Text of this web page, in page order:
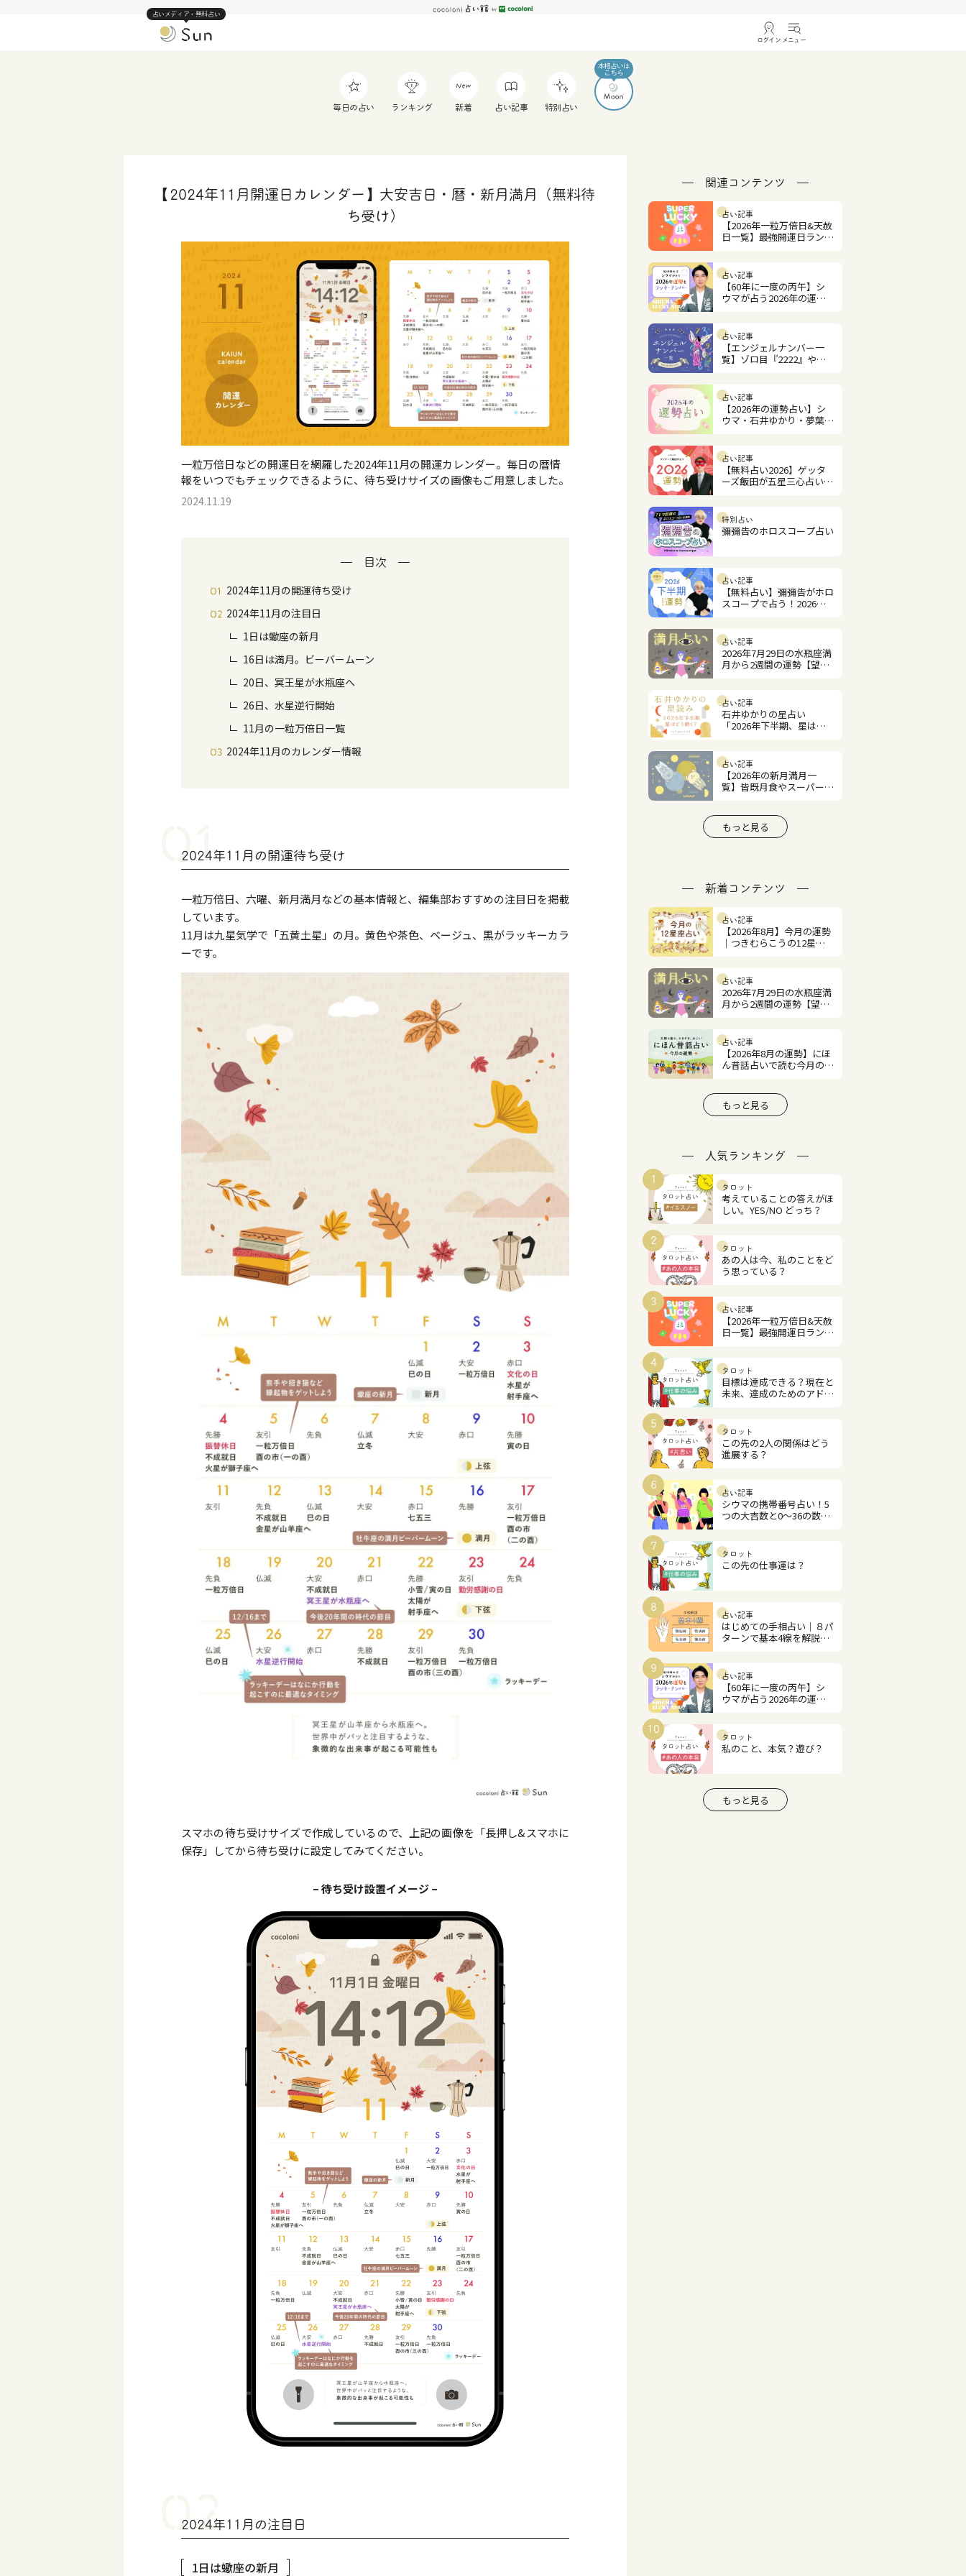
占いメディア・無料占い
ログイン メニュー
毎日の占い ランキング 新着 占い記事 特別占い
【2024年11月開運日カレンダー】大安吉日・暦・新月満月（無料待
ち受け）
一粒万倍日などの開運日を網羅した2024年11月の開運カレンダー。毎日の暦情
報をいつでもチェックできるように、待ち受けサイズの画像もご用意しました。
2024.11.19
目次
2024年11月の開運待ち受け
2024年11月の注目日
1日は蠍座の新月
16日は満月。ビーバームーン
20日、冥王星が水瓶座へ
26日、水星逆行開始
11月の一粒万倍日一覧
2024年11月のカレンダー情報
2024年11月の開運待ち受け
一粒万倍日、六曜、新月満月などの基本情報と、編集部おすすめの注目日を掲載
しています。
11月は九星気学で「五黄土星」の月。黄色や茶色、ベージュ、黒がラッキーカラ
ーです。
スマホの待ち受けサイズで作成しているので、上記の画像を「長押し&スマホに
保存」してから待ち受けに設定してみてください。
– 待ち受け設置イメージ –
2024年11月の注目日
1日は蠍座の新月
関連コンテンツ
占い記事
【2026年一粒万倍日&天赦
日一覧】最強開運日ランキ
占い記事
【60年に一度の丙午】シ
ウマが占う2026年の運勢
占い記事
【エンジェルナンバー一
覧】ゾロ目『2222』やツ
占い記事
【2026年の運勢占い】シ
ウマ・石井ゆかり・夢葉ね
占い記事
【無料占い2026】ゲッタ
ーズ飯田が五星三心占いで
特別占い
彌彌告のホロスコープ占い
占い記事
【無料占い】彌彌告がホロ
スコープで占う！2026年
占い記事
2026年7月29日の水瓶座満
月から2週間の運勢【望月
占い記事
石井ゆかりの星占い
「2026年下半期、星はど
占い記事
【2026年の新月満月一
覧】皆既月食やスーパーム
もっと見る
新着コンテンツ
占い記事
【2026年8月】今月の運勢
｜つきむらこうの12星座
占い記事
2026年7月29日の水瓶座満
月から2週間の運勢【望月
占い記事
【2026年8月の運勢】にほ
ん昔話占いで読む今月の占
もっと見る
人気ランキング
1
タロット
考えていることの答えがほ
しい。YES/NO どっち？
2
タロット
あの人は今、私のことをど
う思っている？
3
占い記事
【2026年一粒万倍日&天赦
日一覧】最強開運日ランキ
4
タロット
目標は達成できる？現在と
未来、達成のためのアドバ
5
タロット
この先の2人の関係はどう
進展する？
6
占い記事
シウマの携帯番号占い！5
つの大吉数と0～36の数字
7
タロット
この先の仕事運は？
8
占い記事
はじめての手相占い｜８パ
ターンで基本4線を解説！
9
占い記事
【60年に一度の丙午】シ
ウマが占う2026年の運勢
10
タロット
私のこと、本気？遊び？
もっと見る